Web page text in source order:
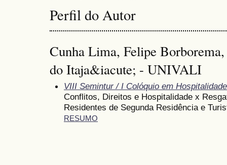
Perfil do Autor
Cunha Lima, Felipe
do Itaja&iacute; - UNIVALI
VIII Semintur / I Colóquio em Hospitalidade
Conflitos, Direitos e Hospitalidade x
Residentes de Segunda Residência e
RESUMO